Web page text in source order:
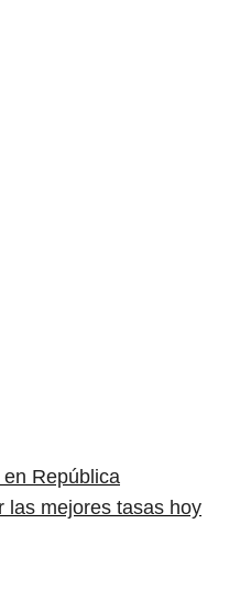
República
las mejores tasas hoy